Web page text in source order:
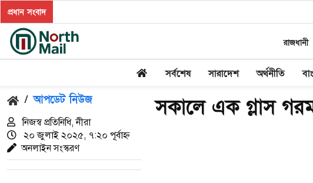
প্রধান সংবাদ
রাজধানী
সর্বশেষ সারাদেশ অর্থনীতি
/ আপডেট নিউজ
নিজস্ব প্রতিনিধি, নীরা
২০ জুলাই ২০২৫, ৭:২০ পূর্বাহ্ন
অনলাইন সংস্করণ
সকালে এক গ্লাস